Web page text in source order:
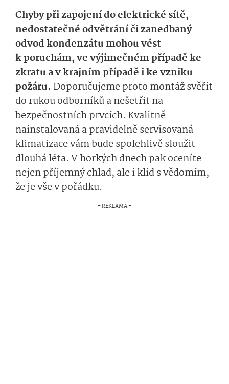
Chyby při zapojení do elektrické sítě,
nedostatečné odvětrání či zanedbaný
odvod kondenzátu mohou vést
k poruchám, ve výjimečném případě ke
zkratu a v krajním případě i ke vzniku
požáru. Doporučujeme proto montáž svěřit
do rukou odborníků a nešetřit na
bezpečnostních prvcích. Kvalitně
nainstalovaná a pravidelně servisovaná
klimatizace vám bude spolehlivě sloužit
dlouhá léta. V horkých dnech pak oceníte
nejen příjemný chlad, ale i klid s vědomím,
že je vše v pořádku.